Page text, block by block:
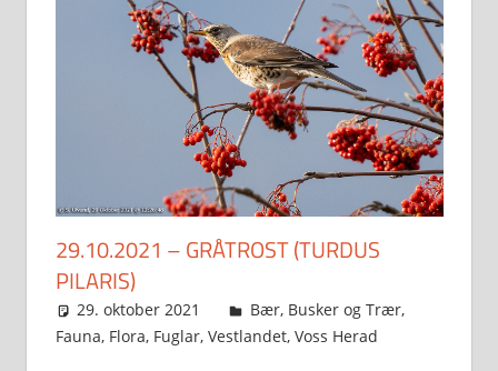
29.10.2021 – G⁠RÅTROST (T⁠URDUS
PILARIS)
29. oktober 2021 Svein
Bær, Busker og Trær,
Fauna, Flora, Fuglar, Vestlandet, Voss Herad